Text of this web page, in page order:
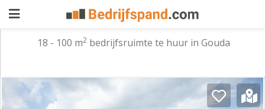
aanbieden
Pand
18 - 100 m2 bedrijfsruimte te huur in Gouda